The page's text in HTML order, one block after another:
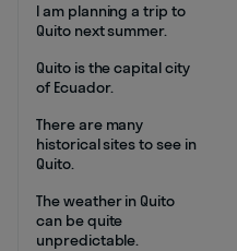
I am planning a trip to
Quito next summer.
Quito is the capital city
of Ecuador.
There are many
historical sites to see in
Quito.
The weather in Quito
can be quite
unpredictable.